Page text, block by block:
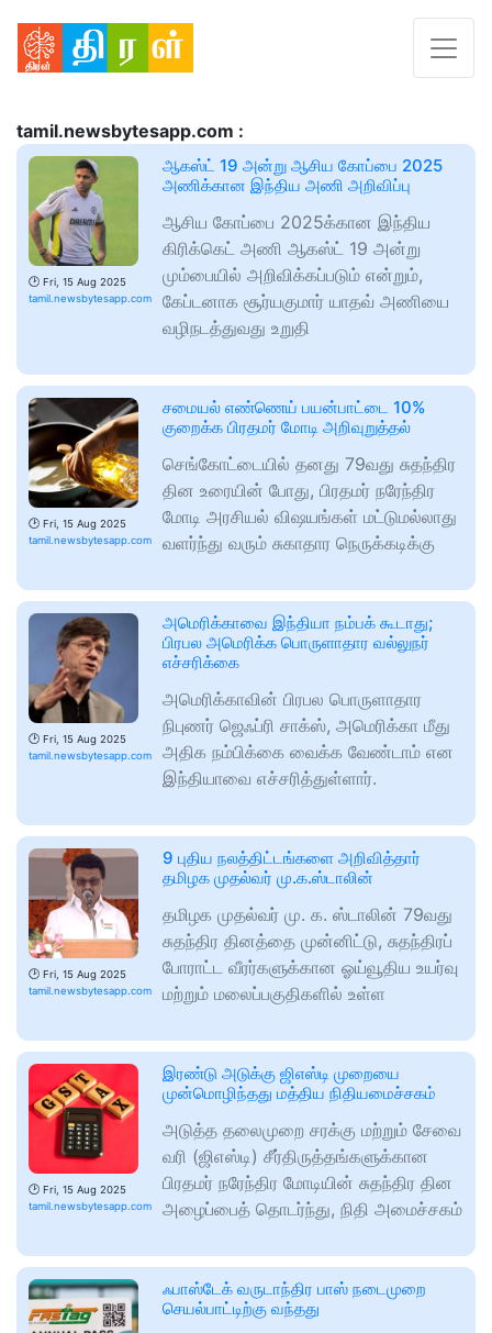
tamil.newsbytesapp.com :
🕑 Fri, 15 Aug 2025
tamil.newsbytesapp.com
ஆகஸ்ட் 19 அன்று ஆசிய கோப்பை 2025
அணிக்கான இந்திய அணி அறிவிப்பு
ஆசிய கோப்பை 2025க்கான இந்திய
கிரிக்கெட் அணி ஆகஸ்ட் 19 அன்று
மும்பையில் அறிவிக்கப்படும் என்றும்,
கேப்டனாக சூர்யகுமார் யாதவ் அணியை
வழிநடத்துவது உறுதி
🕑 Fri, 15 Aug 2025
tamil.newsbytesapp.com
சமையல் எண்ணெய் பயன்பாட்டை 10%
குறைக்க பிரதமர் மோடி அறிவுறுத்தல்
செங்கோட்டையில் தனது 79வது சுதந்திர
தின உரையின் போது, பிரதமர் நரேந்திர
மோடி அரசியல் விஷயங்கள் மட்டுமல்லாது
வளர்ந்து வரும் சுகாதார நெருக்கடிக்கு
🕑 Fri, 15 Aug 2025
tamil.newsbytesapp.com
அமெரிக்காவை இந்தியா நம்பக் கூடாது;
பிரபல அமெரிக்க பொருளாதார வல்லுநர்
எச்சரிக்கை
அமெரிக்காவின் பிரபல பொருளாதார
நிபுணர் ஜெஃப்ரி சாக்ஸ், அமெரிக்கா மீது
அதிக நம்பிக்கை வைக்க வேண்டாம் என
இந்தியாவை எச்சரித்துள்ளார்.
🕑 Fri, 15 Aug 2025
tamil.newsbytesapp.com
9 புதிய நலத்திட்டங்களை அறிவித்தார்
தமிழக முதல்வர் மு.க.ஸ்டாலின்
தமிழக முதல்வர் மு. க. ஸ்டாலின் 79வது
சுதந்திர தினத்தை முன்னிட்டு, சுதந்திரப்
போராட்ட வீரர்களுக்கான ஓய்வூதிய உயர்வு
மற்றும் மலைப்பகுதிகளில் உள்ள
🕑 Fri, 15 Aug 2025
tamil.newsbytesapp.com
இரண்டு அடுக்கு ஜிஎஸ்டி முறையை
முன்மொழிந்தது மத்திய நிதியமைச்சகம்
அடுத்த தலைமுறை சரக்கு மற்றும் சேவை
வரி (ஜிஎஸ்டி) சீர்திருத்தங்களுக்கான
பிரதமர் நரேந்திர மோடியின் சுதந்திர தின
அழைப்பைத் தொடர்ந்து, நிதி அமைச்சகம்
ஃபாஸ்டேக் வருடாந்திர பாஸ் நடைமுறை
செயல்பாட்டிற்கு வந்தது